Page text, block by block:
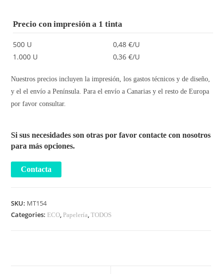
Precio con impresión a 1 tinta
500 U
1.000 U
0,48 €/U
0,36 €/U
Nuestros precios incluyen la impresión, los gastos técnicos y de diseño,
y el el envío a Península. Para el envío a Canarias y el resto de Europa
por favor consultar.
Si sus necesidades son otras por favor contacte con nosotros
para más opciones.
SKU: MT154
Categories: ECO, Papelería,TODOS